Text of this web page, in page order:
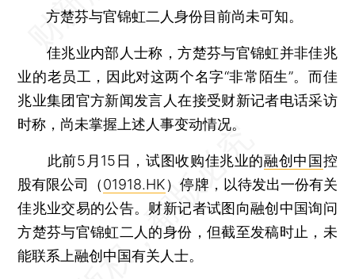
方楚芬与官锦虹二人身份目前尚未可知。
佳兆业内部人士称，方楚芬与官锦虹并非佳兆
业的老员工，因此对这两个名字“非常陌生”。而佳
兆业集团官方新闻发言人在接受财新记者电话采访
时称，尚未掌握上述人事变动情况。
此前5月15日，试图收购佳兆业的融创中国控
股有限公司（01918.HK）停牌，以待发出一份有关
佳兆业交易的公告。财新记者试图向融创中国询问
方楚芬与官锦虹二人的身份，但截至发稿时止，未
能联系上融创中国有关人士。